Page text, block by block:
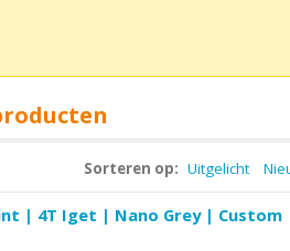
Sorteren op: Uitgelicht
| 4T Iget | Nano Grey | Custom